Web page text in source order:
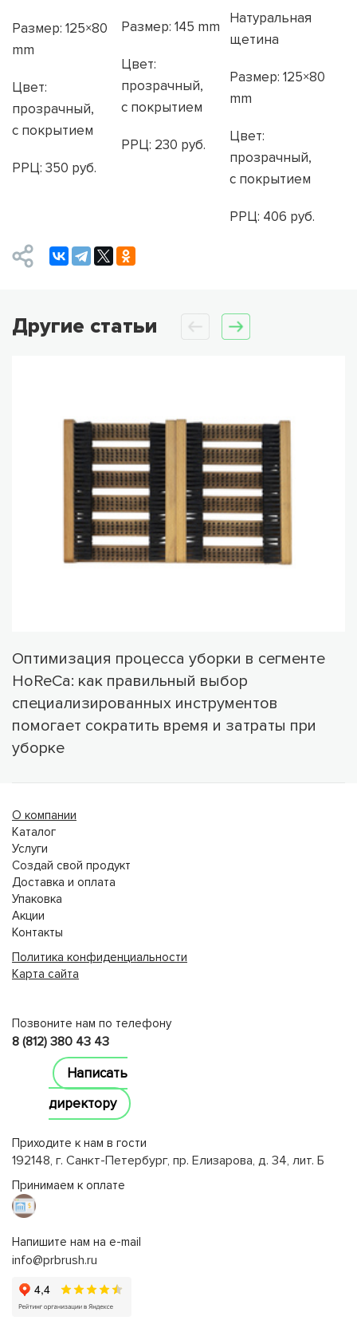
Размер: 125×80
mm
Цвет:
прозрачный,
с покрытием
РРЦ: 350 руб.
Размер: 145 mm
Цвет:
прозрачный,
с покрытием
РРЦ: 230 руб.
Натуральная
щетина
Размер: 125×80
mm
Цвет:
прозрачный,
с покрытием
РРЦ: 406 руб.
Другие статьи
Оптимизация процесса уборки в сегменте
HoReCa: как правильный выбор
специализированных инструментов
помогает сократить время и затраты при
уборке
О компании
Каталог
Услуги
Создай свой продукт
Доставка и оплата
Упаковка
Акции
Контакты
Политика конфиденциальности
Карта сайта
Позвоните нам по телефону
8 (812) 380 43 43
Написать
директору
Приходите к нам в гости
192148, г. Санкт-Петербург, пр. Елизарова, д. 34, лит. Б
Принимаем к оплате
Напишите нам на e-mail
info@prbrush.ru